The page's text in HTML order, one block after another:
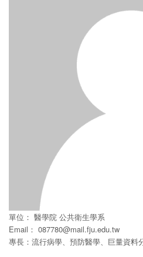
單位： 醫學院 公共衛生學系
Email： 087780@mail.fju.edu.tw
專長：流行病學、預防醫學、巨量資料